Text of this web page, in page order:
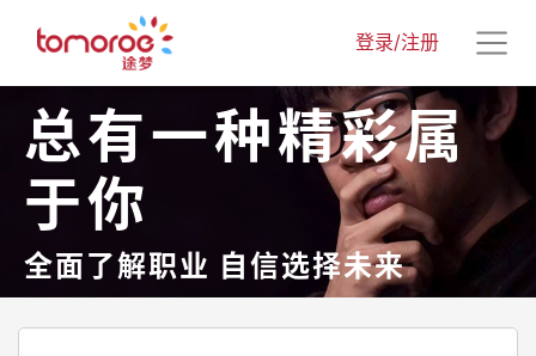
登录/注册
总有一种精彩属
于你
全面了解职业 自信选择未来